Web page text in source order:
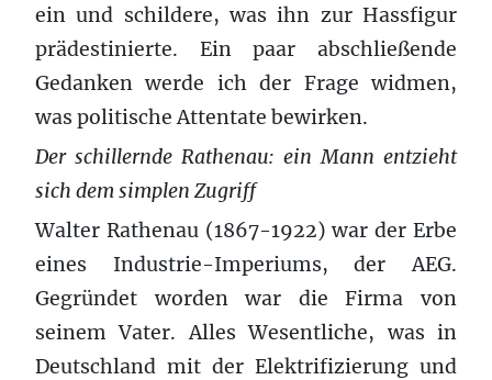
ein und schildere, was ihn zur Hassfigur
prädestinierte. Ein paar abschließende
Gedanken werde ich der Frage widmen,
was politische Attentate bewirken.
Der schillernde Rathenau: ein Mann entzieht
sich dem simplen Zugriff
Walter Rathenau (1867-1922) war der Erbe
eines Industrie-Imperiums, der AEG.
Gegründet worden war die Firma von
seinem Vater. Alles Wesentliche, was in
Deutschland mit der Elektrifizierung und